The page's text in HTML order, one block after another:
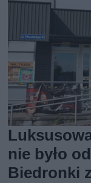
nie było
Biedronki